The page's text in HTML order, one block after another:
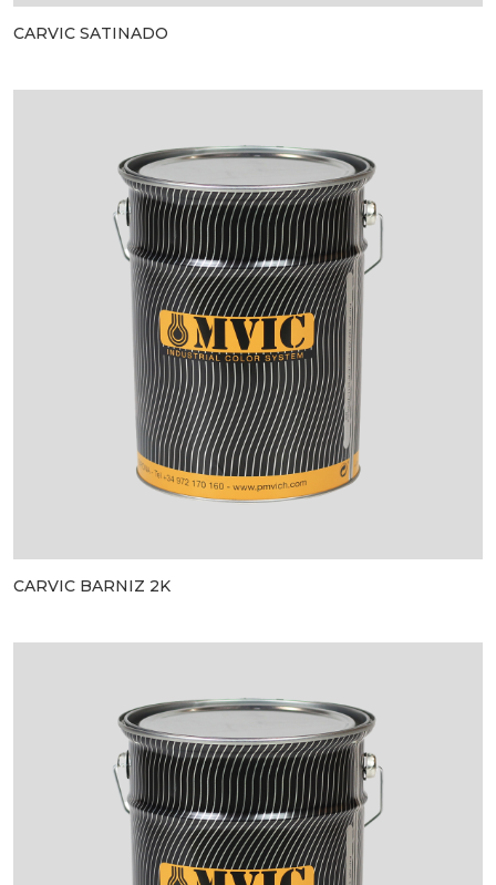
CARVIC SATINADO
CARVIC BARNIZ 2K